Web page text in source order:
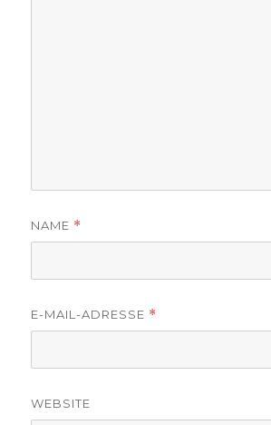
NAME *
E-MAIL-ADRESSE *
WEBSITE